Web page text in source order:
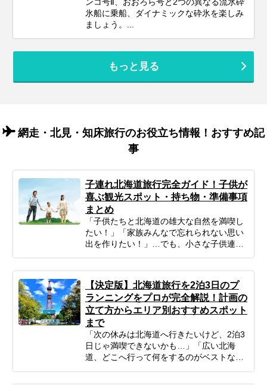
氷船に乗船、ダイナミックな砕氷を楽しみ
ましょう。...
もっと見る
網走・北見・知床旅行のお役立ち情報！おすすめ記
事
子連れ北海道旅行完全ガイド！子供が
喜ぶ観光スポット・持ち物・準備事項
まとめ
「子供たちと北海道の雄大な自然を満喫し
たい！」「家族みんなで忘れられない思い
出を作りたい！」…でも、小さな子供連れ
計画すれば、子連れ北海道旅行は最高の体
験になります。 この記事では、子連れファ
ミリーが北海道旅行を思いっきり楽しむた
めの、計画の立て方の基本から、子供が絶
対喜ぶおすすめスポット＆アクティビテ
ィ、ホテル選びの秘訣、そしてあると便利
な持ち物や注意点まで、パパママ目線で徹
【決定版】北海道旅行を2泊3日のプ
ランニングをプロが完全解説！計画の
立て方からエリア別おすすめスポット
まで
「次の休みは北海道へ行きたいけど、2泊3
日じゃ満喫できないかも…」「広い北海
道、どこへ行って何をするのがベストな